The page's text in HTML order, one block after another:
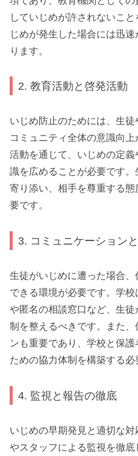
していじめが許されないこ
じめが発生した場合には迅
ります。
2. 教育活動と啓発活動
いじめ防止のためには、生
コミュニティ全体の意識向
活動を通じて、いじめの定
識を広めることが必要です
寄り添い、相手を尊重する
要です。
3. コミュニケーション
生徒がいじめに遭った場合
できる環境が必要です。学
や匿名の相談窓口など、生
制を整えるべきです。また
ンも重要であり、学校と保
ための協力体制を構築する必
4. 監視と報告の徹底
いじめの早期発見と適切な
やスタッフによる監視を徹